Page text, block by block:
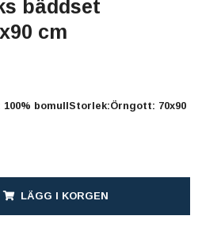
bäddset
cm
bomullStorlek:Örngott: 70x90
LÄGG I KORGEN